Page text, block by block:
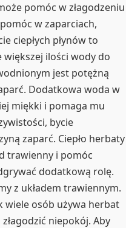
pomóc w złagodzeniu
w zaparciach,
ciepłych płynów to
ilości wody do
jest potężną
Dodatkowa woda w
miękki i pomaga mu
bycie
zaparć. Ciepło herbaty
trawienny i pomóc
dodatkową rolę.
z układem trawiennym.
wiele osób używa herbat
niepokój. Aby